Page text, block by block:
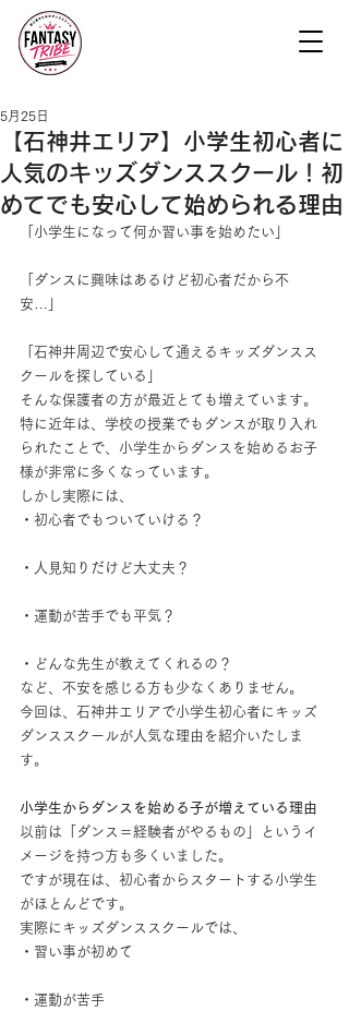
【石神井エリア】小学生初心者に
人気のキッズダンススクール！初
めてでも安心して始められる理由
5月25日
「小学生になって何か習い事を始めたい」
「ダンスに興味はあるけど初心者だから不
安…」
「石神井周辺で安心して通えるキッズダンスス
クールを探している」
そんな保護者の方が最近とても増えています。
特に近年は、学校の授業でもダンスが取り入れ
られたことで、小学生からダンスを始めるお子
様が非常に多くなっています。
しかし実際には、
・初心者でもついていける？
・人見知りだけど大丈夫？
・運動が苦手でも平気？
・どんな先生が教えてくれるの？
など、不安を感じる方も少なくありません。
今回は、石神井エリアで小学生初心者にキッズ
ダンススクールが人気な理由を紹介いたしま
す。
小学生からダンスを始める子が増えている理由
以前は「ダンス＝経験者がやるもの」というイ
メージを持つ方も多くいました。
ですが現在は、初心者からスタートする小学生
がほとんどです。
実際にキッズダンススクールでは、
・習い事が初めて
・運動が苦手